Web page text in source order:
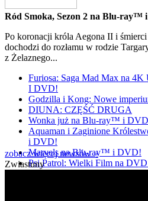
Ród Smoka, Sezon 2 na Blu-ray™
Po koronacji króla Aegona II i
dochodzi do rozłamu w rodzie
z Żelaznego...
Furiosa: Saga Mad Max na
I DVD!
Godzilla i Kong: Nowe
DIUNA: CZĘŚĆ DRUGA
Wonka już na Blu-ray™ i
Aquaman i Zaginione
i DVD!
Marvels na Blu-ray™ i DVD!
Psi Patrol: Wielki Film na
zobacz więcej newsów »
Zwiastuny